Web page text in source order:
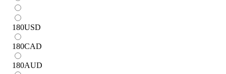
180USD
180CAD
180AUD